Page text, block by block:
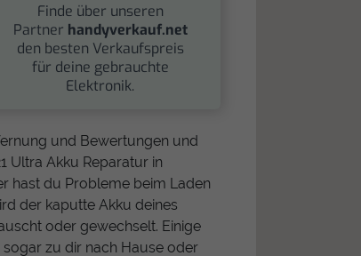
Finde über unseren
Partner handyverkauf.net
den besten Verkaufspreis
für deine gebrauchte
Elektronik.
und Bewertungen und
Ultra Akku Reparatur in
hast du Probleme beim Laden
der kaputte Akku deines
oder gewechselt. Einige
zu dir nach Hause oder